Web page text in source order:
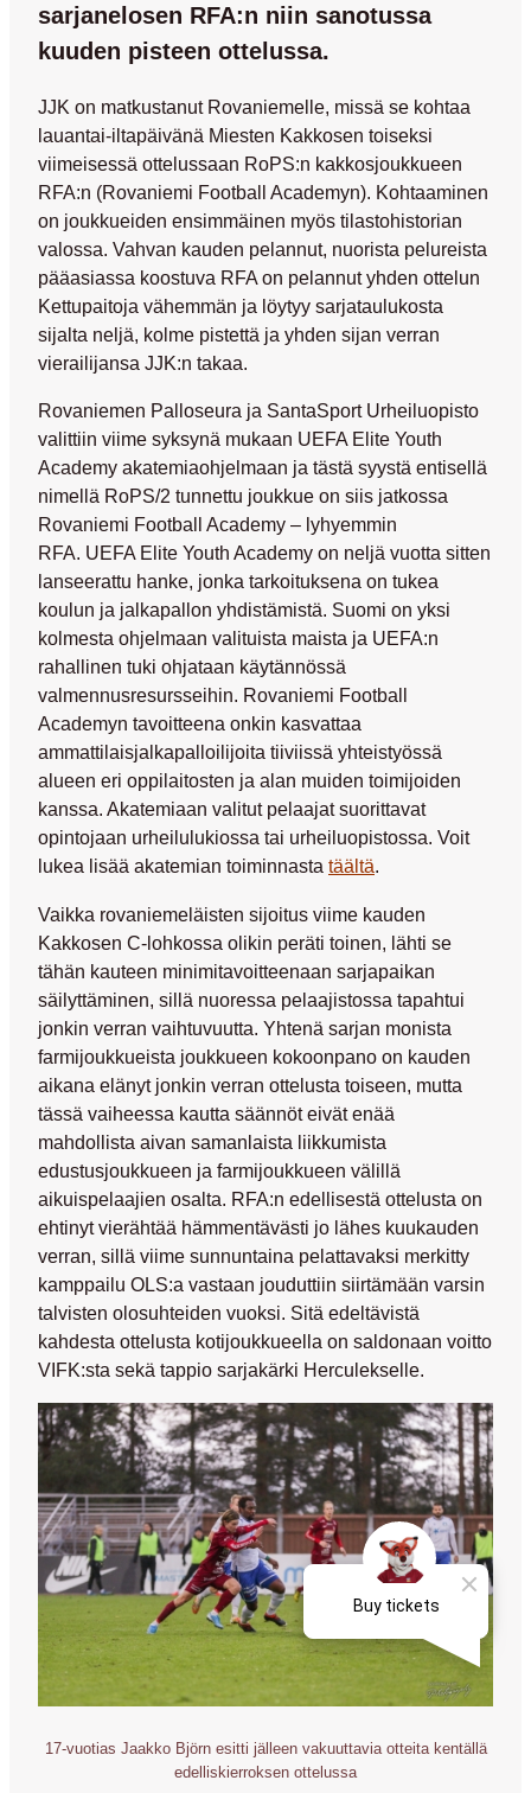
sarjanelosen RFA:n niin sanotussa
kuuden pisteen ottelussa.
JJK on matkustanut Rovaniemelle, missä se kohtaa
lauantai-iltapäivänä Miesten Kakkosen toiseksi
viimeisessä ottelussaan RoPS:n kakkosjoukkueen
RFA:n (Rovaniemi Football Academyn). Kohtaaminen
on joukkueiden ensimmäinen myös tilastohistorian
valossa. Vahvan kauden pelannut, nuorista pelureista
pääasiassa koostuva RFA on pelannut yhden ottelun
Kettupaitoja vähemmän ja löytyy sarjataulukosta
sijalta neljä, kolme pistettä ja yhden sijan verran
vierailijansa JJK:n takaa.
Rovaniemen Palloseura ja SantaSport Urheiluopisto
valittiin viime syksynä mukaan UEFA Elite Youth
Academy akatemiaohjelmaan ja tästä syystä entisellä
nimellä RoPS/2 tunnettu joukkue on siis jatkossa
Rovaniemi Football Academy – lyhyemmin
RFA. UEFA Elite Youth Academy on neljä vuotta sitten
lanseerattu hanke, jonka tarkoituksena on tukea
koulun ja jalkapallon yhdistämistä. Suomi on yksi
kolmesta ohjelmaan valituista maista ja UEFA:n
rahallinen tuki ohjataan käytännössä
valmennusresursseihin. Rovaniemi Football
Academyn tavoitteena onkin kasvattaa
ammattilaisjalkapalloilijoita tiiviissä yhteistyössä
alueen eri oppilaitosten ja alan muiden toimijoiden
kanssa. Akatemiaan valitut pelaajat suorittavat
opintojaan urheilulukiossa tai urheiluopistossa. Voit
lukea lisää akatemian toiminnasta täältä.
Vaikka rovaniemeläisten sijoitus viime kauden
Kakkosen C-lohkossa olikin peräti toinen, lähti se
tähän kauteen minimitavoitteenaan sarjapaikan
säilyttäminen, sillä nuoressa pelaajistossa tapahtui
jonkin verran vaihtuvuutta. Yhtenä sarjan monista
farmijoukkueista joukkueen kokoonpano on kauden
aikana elänyt jonkin verran ottelusta toiseen, mutta
tässä vaiheessa kautta säännöt eivät enää
mahdollista aivan samanlaista liikkumista
edustusjoukkueen ja farmijoukkueen välillä
aikuispelaajien osalta. RFA:n edellisestä ottelusta on
ehtinyt vierähtää hämmentävästi jo lähes kuukauden
verran, sillä viime sunnuntaina pelattavaksi merkitty
kamppailu OLS:a vastaan jouduttiin siirtämään varsin
talvisten olosuhteiden vuoksi. Sitä edeltävistä
kahdesta ottelusta kotijoukkueella on saldonaan voitto
VIFK:sta sekä tappio sarjakärki Herculekselle.
17-vuotias Jaakko Björn esitti jälleen vakuuttavia otteita kentällä
edelliskierroksen ottelussa